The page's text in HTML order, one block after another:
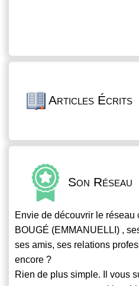
Articles Écrits
Son Réseau
Envie de découvrir le réseau
BOUGÉ (EMMANUELLI) ,
ses amis, ses relations
encore ?
Rien de plus simple. Il vous